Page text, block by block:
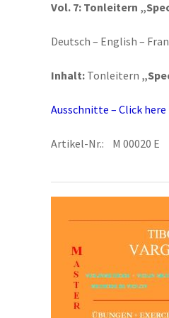
Vol. 7: Tonleitern
Deutsch – English –
Inhalt: Tonleitern
Ausschnitte – Click
Artikel-Nr.: M 00020 E